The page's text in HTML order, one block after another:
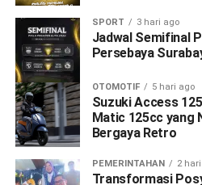
SPORT 3 hari ago
Jadwal Semifinal
Persebaya
OTOMOTIF 5 hari ago
Suzuki Access
Matic 125cc yang
Bergaya Retro
PEMERINTAHAN 2
Transformasi